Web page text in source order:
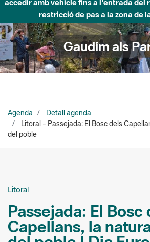
accedir amb vehicle fins a l'entrada del
restricció de pas a la zona de
Gaudim als
Agenda
Detall agenda
Litoral - Passejada: El Bosc dels
del poble
Litoral
Passejada: El Bosc
Capellans, la